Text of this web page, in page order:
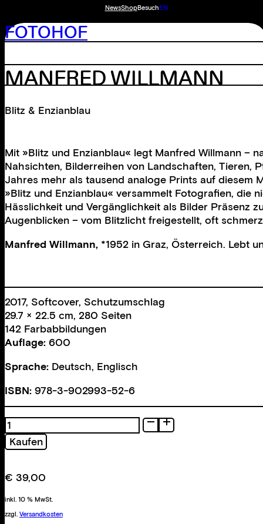
NewsShopBesuchEN
FOTOHOF
MANFRED WILLMANN
Blitz & Enzianblau
Mit »Blitz und Enzianblau« legt Manfred Willmann –
Nahsichten, Bilderreihen von Landschaften, Tieren,
Jahres mehr als tausend analoge Prints auf diesem
»Blitz und Enzianblau« versammelt Fotografien, die
Hässlichkeit und Vergänglichkeit als Bilder Präsenz
Augenblicken – vom Blitzlicht freigestellt, oft
Manfred Willmann, *1952 in Graz, Österreich. Lebt
2017, Softcover, Schutzumschlag
29.7 × 22.5 cm, 280 Seiten
142 Farbabbildungen
Auflage: 600
Sprache: Deutsch, Englisch
ISBN: 978-3-902993-52-6
Blitz
&
Enzianblau
Kaufen
€ 39,00
inkl. 10 % MwSt.
zzgl. Versandkosten